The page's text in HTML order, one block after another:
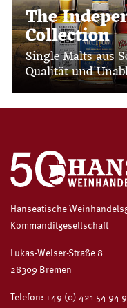
The
Collection
Single Malts aus
Qualität und
Hanseatische
Kommanditgesellschaft
Lukas-Welser-Straße 8
28309 Bremen
Telefon: +49 (0) 421 54 94